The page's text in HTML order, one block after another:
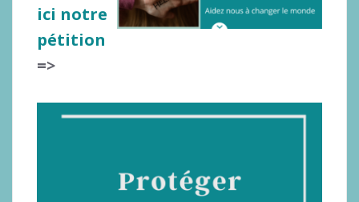
ici notre
pétition
=>